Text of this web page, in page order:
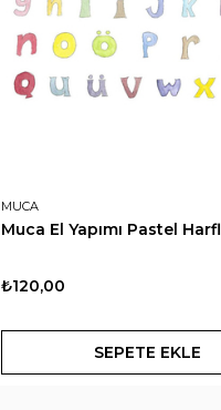
MUCA
Muca El Yapımı Pastel
₺120,00
SEPETE EKLE